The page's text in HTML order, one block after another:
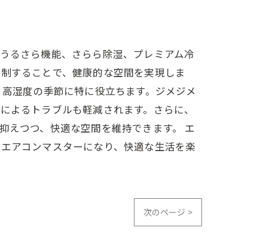
るさら機能、さらら除湿、プレミアム冷
することで、健康的な空間を実現しま
湿度の季節に特に役立ちます。ジメジメ
るトラブルも軽減されます。さらに、
えつつ、快適な空間を維持できます。 エ
アコンマスターになり、快適な生活を楽
次のページ >